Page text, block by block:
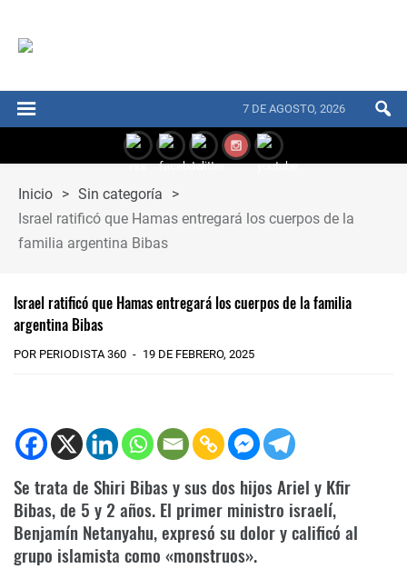
7 DE AGOSTO, 2026
Inicio > Sin categoría
>
Israel ratificó que Hamas entregará los cuerpos de la
familia argentina Bibas
Israel ratificó que Hamas entregará los cuerpos de la familia
argentina Bibas
POR PERIODISTA 360 19 DE FEBRERO, 2025
Se trata de Shiri Bibas y sus dos hijos Ariel y Kfir
Bibas, de 5 y 2 años. El primer ministro israelí,
Benjamín Netanyahu, expresó su dolor y calificó al
grupo islamista como «monstruos».